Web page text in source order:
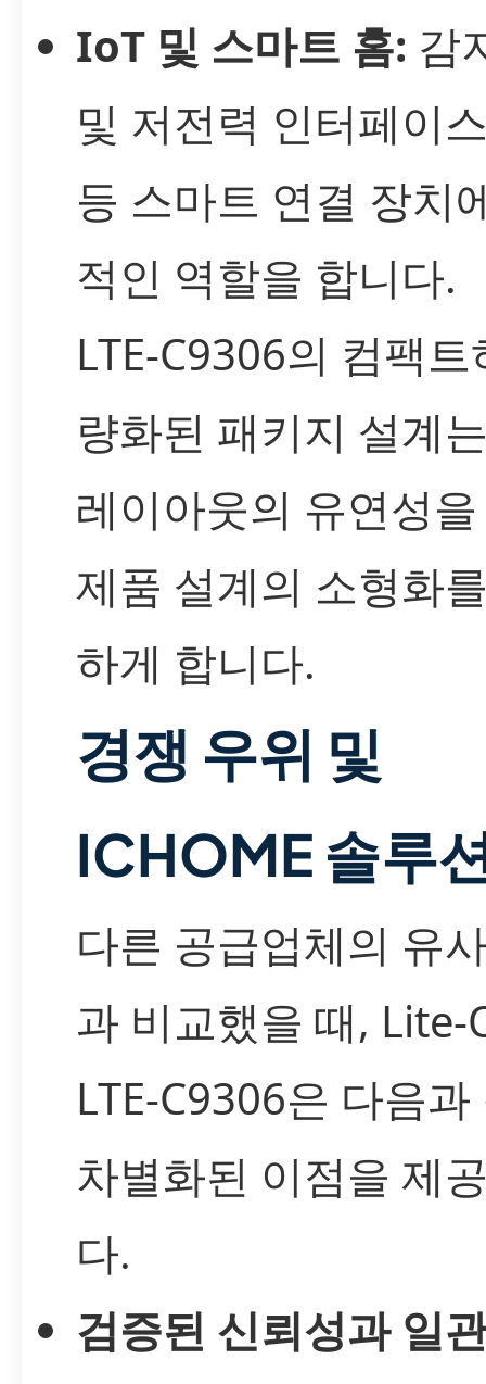
IoT 및 스마트 홈: 감
및 저전력 인터페이
등 스마트 연결 장치
적인 역할을 합니다.
LTE-C9306의 컴팩
량화된 패키지 설계
레이아웃의 유연성
제품 설계의 소형화
하게 합니다.
경쟁 우위 및
ICHOME 솔루
다른 공급업체의 유
과 비교했을 때, Lite-
LTE-C9306은 다음
차별화된 이점을 제
다.
검증된 신뢰성과 일